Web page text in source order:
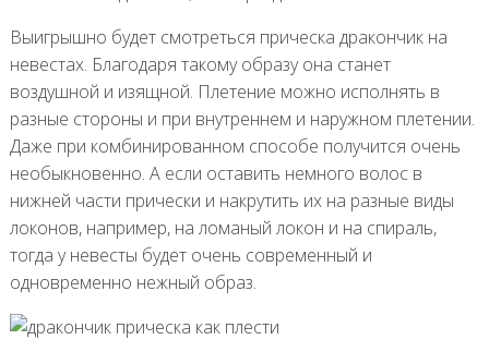
Выигрышно будет смотреться прическа дракончик на
невестах. Благодаря такому образу она станет
воздушной и изящной. Плетение можно исполнять в
разные стороны и при внутреннем и наружном плетении.
Даже при комбинированном способе получится очень
необыкновенно. А если оставить немного волос в
нижней части прически и накрутить их на разные виды
локонов, например, на ломаный локон и на спираль,
тогда у невесты будет очень современный и
одновременно нежный образ.